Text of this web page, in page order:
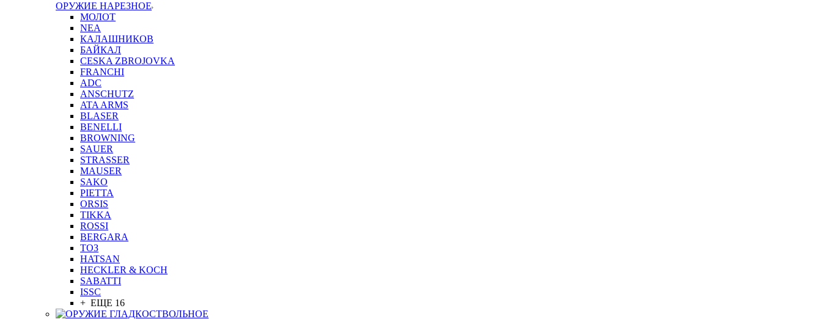
ОРУЖИЕ НАРЕЗНОЕ
МОЛОТ
NEA
КАЛАШНИКОВ
БАЙКАЛ
CESKA ZBROJOVKA
FRANCHI
ADC
ANSCHUTZ
ATA ARMS
BLASER
BENELLI
BROWNING
SAUER
STRASSER
MAUSER
SAKO
PIETTA
ORSIS
TIKKA
ROSSI
BERGARA
ТОЗ
HATSAN
HECKLER & KOCH
SABATTI
ISSC
+ ЕЩЕ 16